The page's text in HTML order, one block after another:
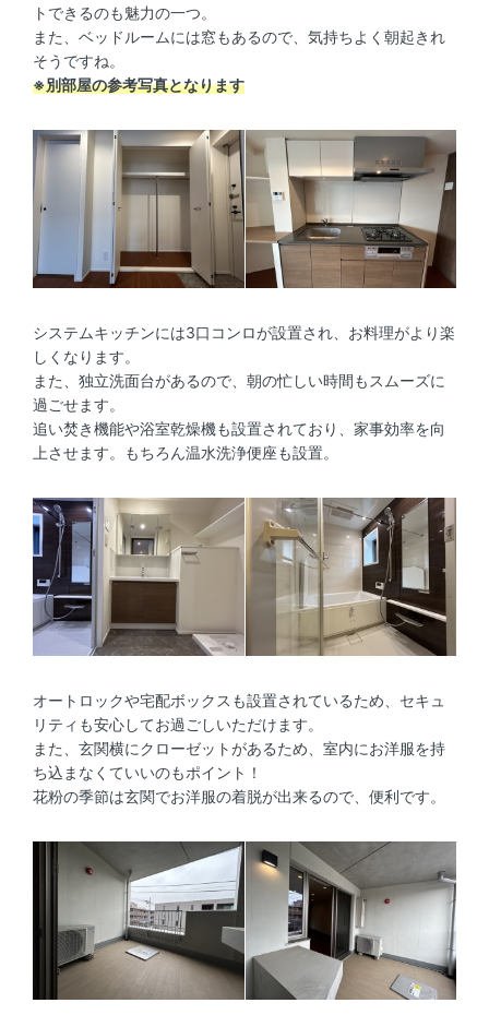
トできるのも魅力の一つ。
また、ベッドルームには窓もあるので、気持ちよく朝起きれ
そうですね。
※別部屋の参考写真となります
システムキッチンには3口コンロが設置され、お料理がより楽
しくなります。
また、独立洗面台があるので、朝の忙しい時間もスムーズに
過ごせます。
追い焚き機能や浴室乾燥機も設置されており、家事効率を向
上させます。もちろん温水洗浄便座も設置。
オートロックや宅配ボックスも設置されているため、セキュ
リティも安心してお過ごしいただけます。
また、玄関横にクローゼットがあるため、室内にお洋服を持
ち込まなくていいのもポイント！
花粉の季節は玄関でお洋服の着脱が出来るので、便利です。